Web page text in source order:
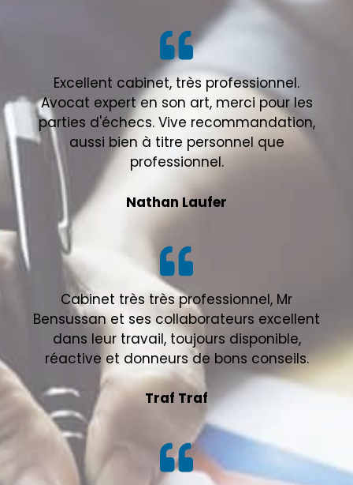
Excellent cabinet, très professionnel.
Avocat expert en son art, merci pour les
parties d'échecs. Vive recommandation,
aussi bien à titre personnel que
professionnel.
Nathan Laufer
Cabinet très très professionnel, Mr
Bensussan et ses collaborateurs excellent
dans leur travail, toujours disponible,
réactive et donneurs de bons conseils.
Traf Traf